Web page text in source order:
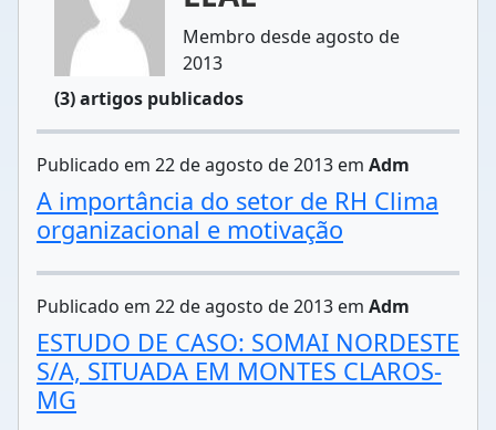
Membro desde agosto de
2013
(3) artigos publicados
Publicado em 22 de agosto de 2013 em Adm
A importância do setor de RH Clima
organizacional e motivação
Publicado em 22 de agosto de 2013 em Adm
ESTUDO DE CASO: SOMAI NORDESTE
S/A, SITUADA EM MONTES CLAROS-
MG